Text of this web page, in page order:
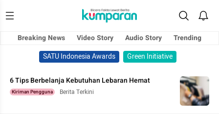
Breaking News Video Story Audio Story
Trending
SATU Indonesia Awards
Green Initiative
6 Tips Berbelanja Kebutuhan Lebaran Hemat
Kiriman Pengguna Berita Terkini